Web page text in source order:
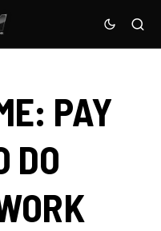
PAY
DO